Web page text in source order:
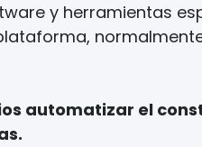
y herramientas
automatizar el